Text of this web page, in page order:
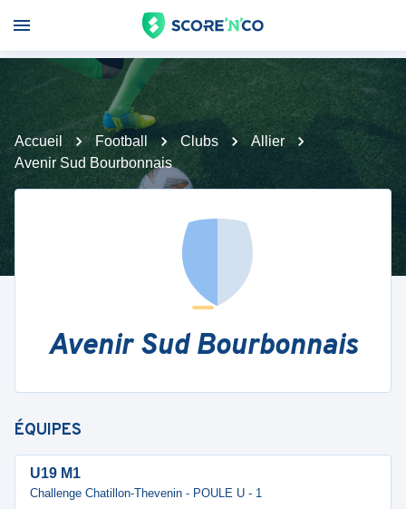
Accueil Football Clubs
Allier
Avenir Sud Bourbonnais
Avenir Sud Bourbonnais
ÉQUIPES
U19 M1
Challenge Chatillon-Thevenin - POULE U - 1